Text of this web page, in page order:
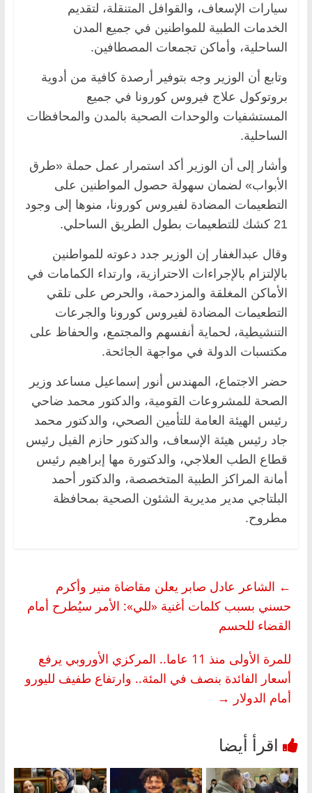
سيارات الإسعاف، والقوافل المتنقلة، لتقديم
الخدمات الطبية للمواطنين في جميع المدن
الساحلية، وأماكن تجمعات المصطافين.
وتابع أن الوزير وجه بتوفير أرصدة كافية من أدوية
بروتوكول علاج فيروس كورونا في جميع
المستشفيات والوحدات الصحية بالمدن والمحافظات
الساحلية.
وأشار إلى أن الوزير أكد استمرار عمل حملة «طرق
الأبواب» لضمان سهولة حصول المواطنين على
التطعيمات المضادة لفيروس كورونا، منوها إلى وجود
21 كشك للتطعيمات بطول الطريق الساحلي.
وقال عبدالغفار إن الوزير جدد دعوته للمواطنين
بالإلتزام بالإجراءات الاحترازية، وارتداء الكمامات في
الأماكن المغلقة والمزدحمة، والحرص على تلقي
التطعيمات المضادة لفيروس كورونا والجرعات
التنشيطية، لحماية أنفسهم والمجتمع، والحفاظ على
مكتسبات الدولة في مواجهة الجائحة.
حضر الاجتماع، المهندس أنور إسماعيل مساعد وزير
الصحة للمشروعات القومية، والدكتور محمد ضاحي
رئيس الهيئة العامة للتأمين الصحي، والدكتور محمد
جاد رئيس هيئة الإسعاف، والدكتور حازم الفيل رئيس
قطاع الطب العلاجي، والدكتورة مها إبراهيم رئيس
أمانة المراكز الطبية المتخصصة، والدكتور أحمد
البلتاجي مدير مديرية الشئون الصحية بمحافظة
مطروح.
← الشاعر عادل صابر يعلن مقاضاة منير وأكرم
حسني بسبب كلمات أغنية «للي»: الأمر سيُطرح أمام
القضاء للحسم
للمرة الأولى منذ 11 عاما.. المركزي الأوروبي يرفع
أسعار الفائدة بنصف في المئة.. وارتفاع طفيف لليورو
أمام الدولار →